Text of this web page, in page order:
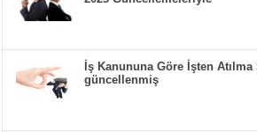
İş Kanununa Göre İşten
güncellenmiş